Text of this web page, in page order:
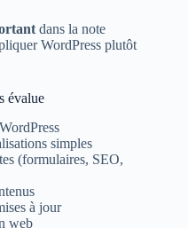
dans la note
WordPress plutôt
évalue
simples
(formulaires, SEO,
à jour
web